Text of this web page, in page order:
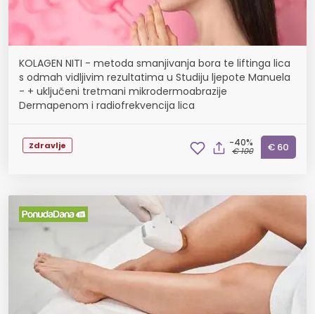
KOLAGEN NITI - metoda smanjivanja bora te liftinga lica
s odmah vidljivim rezultatima u Studiju ljepote Manuela
- + uključeni tretmani mikrodermoabrazije
Dermapenom i radiofrekvencija lica
Zdravlje -40%
€ 100 € 60